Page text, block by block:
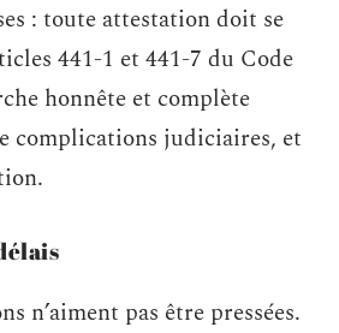
: toute attestation doit se
441-1 et 441-7 du Code
honnête et complète
complications judiciaires, et
n’aiment pas être pressées.